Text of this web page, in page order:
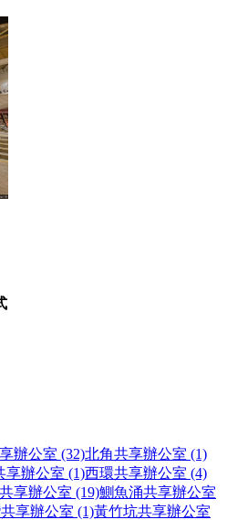
辦公室 (32)北角共享辦公室 (1)
享辦公室 (1)西環共享辦公室 (4)
享辦公室 (19)鰂魚涌共享辦公室
享辦公室 (1)黃竹坑共享辦公室